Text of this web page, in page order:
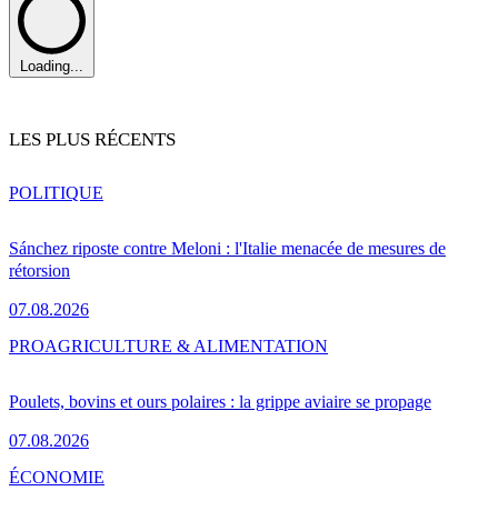
Loading...
LES PLUS RÉCENTS
Sánchez riposte contre Meloni : l'Italie menacée de mesures de
rétorsion
07.08.2026
POLITIQUE
Poulets, bovins et ours polaires : la grippe aviaire se propage
07.08.2026
PROAGRICULTURE & ALIMENTATION
ÉCONOMIE